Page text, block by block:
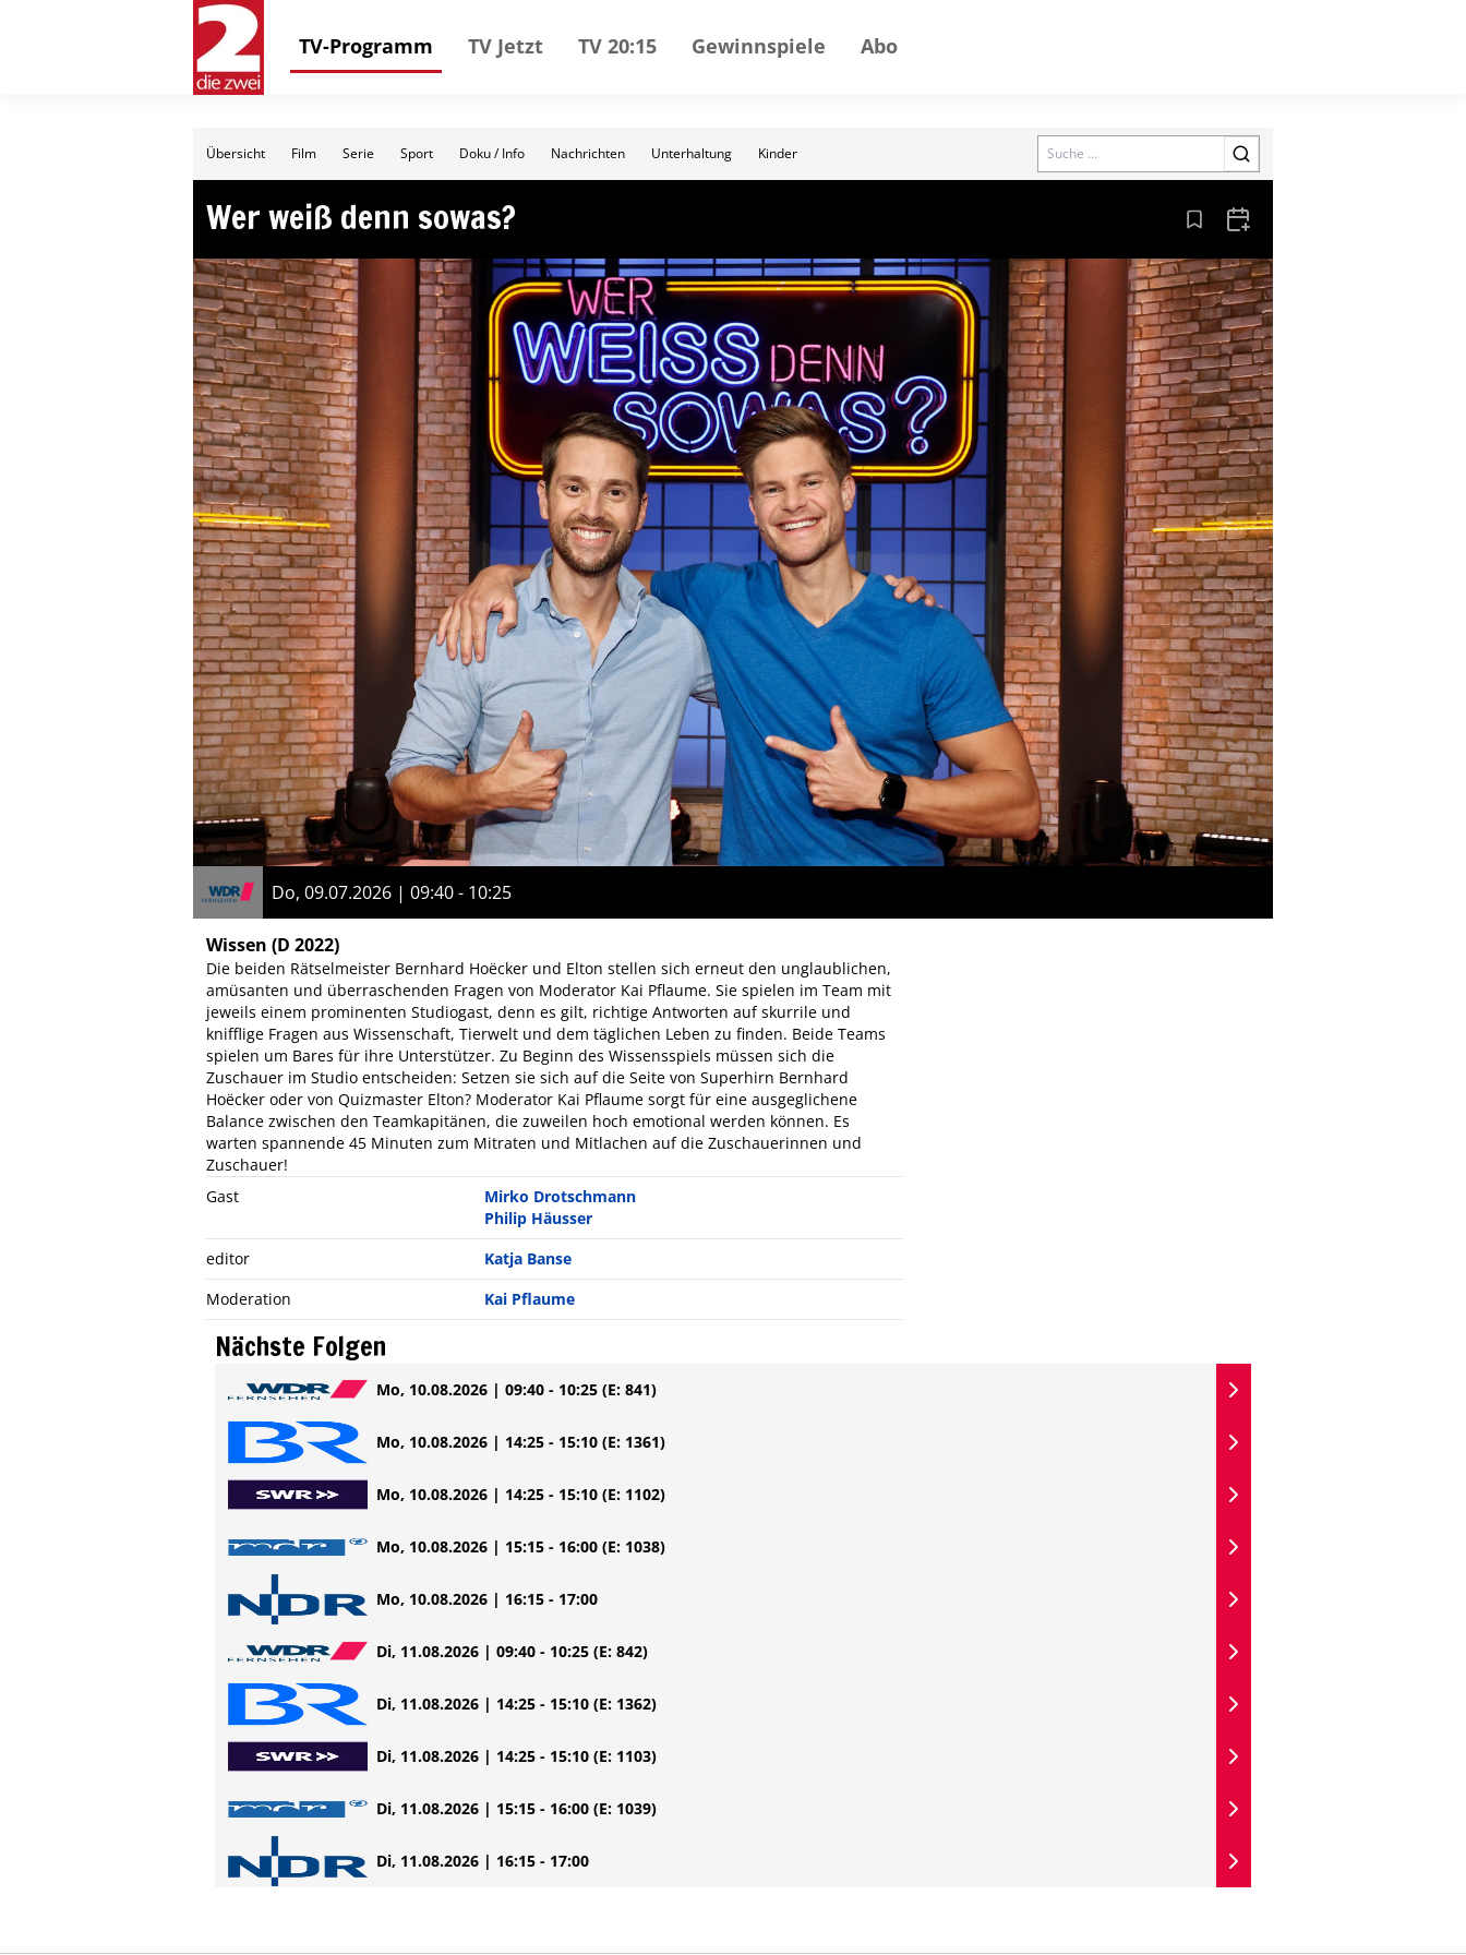
TV-Programm TV Jetzt TV 20:15 Gewinnspiele Abo
Übersicht Film Serie Sport Doku / Info Nachrichten Unterhaltung Kinder Search
Wer weiß denn sowas? Aus den Lesezeichen entfernen
Zum Kalender hinzufügen
Do, 09.07.2026 | 09:40 - 10:25
Wissen (D 2022)
Die beiden Rätselmeister Bernhard Hoëcker und Elton stellen sich erneut den unglaublichen,
amüsanten und überraschenden Fragen von Moderator Kai Pflaume. Sie spielen im Team mit
jeweils einem prominenten Studiogast, denn es gilt, richtige Antworten auf skurrile und
knifflige Fragen aus Wissenschaft, Tierwelt und dem täglichen Leben zu finden. Beide Teams
spielen um Bares für ihre Unterstützer. Zu Beginn des Wissensspiels müssen sich die
Zuschauer im Studio entscheiden: Setzen sie sich auf die Seite von Superhirn Bernhard
Hoëcker oder von Quizmaster Elton? Moderator Kai Pflaume sorgt für eine ausgeglichene
Balance zwischen den Teamkapitänen, die zuweilen hoch emotional werden können. Es
warten spannende 45 Minuten zum Mitraten und Mitlachen auf die Zuschauerinnen und
Zuschauer!
Gast
Mirko Drotschmann
Philip Häusser
editor
Katja Banse
Moderation
Kai Pflaume
Nächste Folgen
Mo, 10.08.2026 | 09:40 - 10:25 (E: 841)
Mo, 10.08.2026 | 14:25 - 15:10 (E: 1361)
Mo, 10.08.2026 | 14:25 - 15:10 (E: 1102)
Mo, 10.08.2026 | 15:15 - 16:00 (E: 1038)
Mo, 10.08.2026 | 16:15 - 17:00
Di, 11.08.2026 | 09:40 - 10:25 (E: 842)
Di, 11.08.2026 | 14:25 - 15:10 (E: 1362)
Di, 11.08.2026 | 14:25 - 15:10 (E: 1103)
Di, 11.08.2026 | 15:15 - 16:00 (E: 1039)
Di, 11.08.2026 | 16:15 - 17:00